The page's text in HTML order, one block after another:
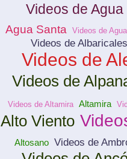
Videos de
Agua Santa Videos de
Videos de Albaricales
Videos de
Videos de
Videos de Altamira Altamira
Alto Viento
Altosano Videos de